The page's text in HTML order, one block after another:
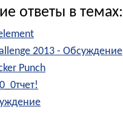
ответы в темах:
2013 - Обсуждение
Punch